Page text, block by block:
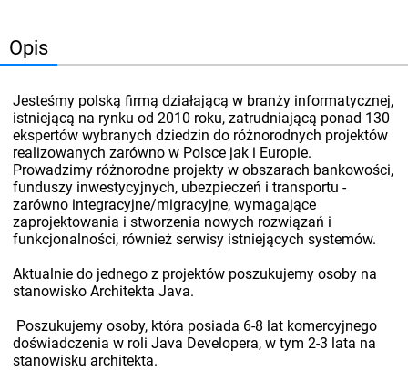
Opis
Jesteśmy polską firmą działającą w branży informatycznej,
istniejącą na rynku od 2010 roku, zatrudniającą ponad 130
ekspertów wybranych dziedzin do różnorodnych projektów
realizowanych zarówno w Polsce jak i Europie.
Prowadzimy różnorodne projekty w obszarach bankowości,
funduszy inwestycyjnych, ubezpieczeń i transportu -
zarówno integracyjne/migracyjne, wymagające
zaprojektowania i stworzenia nowych rozwiązań i
funkcjonalności, również serwisy istniejących systemów.
Aktualnie do jednego z projektów poszukujemy osoby na
stanowisko Architekta Java.
Poszukujemy osoby, która posiada 6-8 lat komercyjnego
doświadczenia w roli Java Developera, w tym 2-3 lata na
stanowisku architekta.